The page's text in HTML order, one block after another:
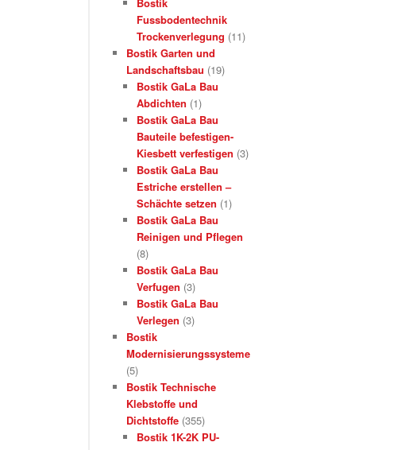
Fussbodentechnik
Trockenverlegung (11)
Bostik Garten und
Landschaftsbau (19)
Bostik GaLa Bau
Abdichten (1)
Bostik GaLa Bau
Bauteile befestigen-
Kiesbett verfestigen (3)
Bostik GaLa Bau
Estriche erstellen –
Schächte setzen (1)
Bostik GaLa Bau
Reinigen und Pflegen
(8)
Bostik GaLa Bau
Verfugen (3)
Bostik GaLa Bau
Verlegen (3)
Bostik
Modernisierungssysteme
(5)
Bostik Technische
Klebstoffe und
Dichtstoffe (355)
Bostik 1K-2K PU-